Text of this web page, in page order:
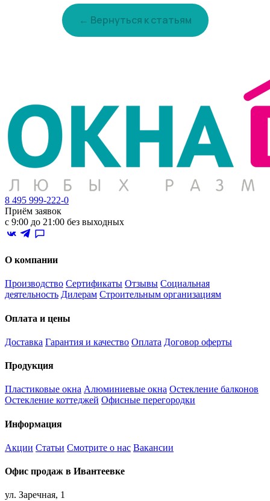
← Вернуться к статьям
8 495 999-222-0
Приём заявок
с 9:00 до 21:00 без выходных
О компании
Производство Сертификаты Отзывы Социальная
деятельность Дилерам Строительным организациям
Оплата и цены
Доставка Гарантия и качество Оплата Договор оферты
Продукция
Пластиковые окна Алюминиевые окна Остекление балконов
Остекление коттеджей Офисные перегородки
Информация
Акции Статьи Смотрите о нас Вакансии
Офис продаж в Ивантеевке
ул. Заречная, 1